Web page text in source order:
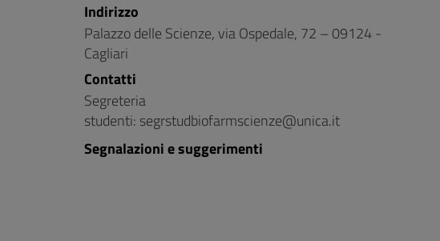
Indirizzo
Palazzo delle Scienze, via Ospedale, 72 – 09124 -
Cagliari
Contatti
Segreteria
studenti: segrstudbiofarmscienze@unica.it
Segnalazioni e suggerimenti